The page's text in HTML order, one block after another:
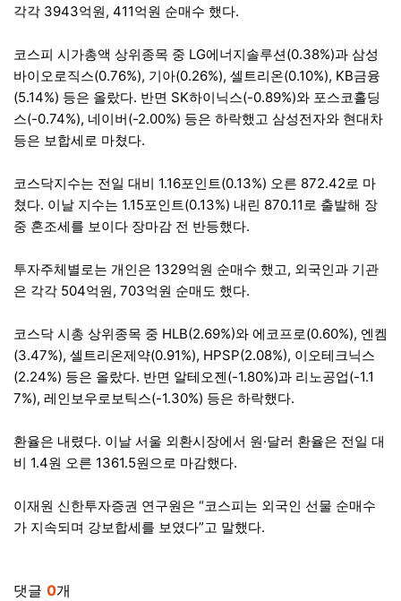
각각 3943억원, 411억원 순매수 했다.
코스피 시가총액 상위종목 중 LG에너지솔루션(0.38%)과 삼성
바이오로직스(0.76%), 기아(0.26%), 셀트리온(0.10%), KB금융
(5.14%) 등은 올랐다. 반면 SK하이닉스(-0.89%)와 포스코홀딩
스(-0.74%), 네이버(-2.00%) 등은 하락했고 삼성전자와 현대차
등은 보합세로 마쳤다.
코스닥지수는 전일 대비 1.16포인트(0.13%) 오른 872.42로 마
쳤다. 이날 지수는 1.15포인트(0.13%) 내린 870.11로 출발해 장
중 혼조세를 보이다 장마감 전 반등했다.
투자주체별로는 개인은 1329억원 순매수 했고, 외국인과 기관
은 각각 504억원, 703억원 순매도 했다.
코스닥 시총 상위종목 중 HLB(2.69%)와 에코프로(0.60%), 엔켐
(3.47%), 셀트리온제약(0.91%), HPSP(2.08%), 이오테크닉스
(2.24%) 등은 올랐다. 반면 알테오젠(-1.80%)과 리노공업(-1.1
7%), 레인보우로보틱스(-1.30%) 등은 하락했다.
환율은 내렸다. 이날 서울 외환시장에서 원·달러 환율은 전일 대
비 1.4원 오른 1361.5원으로 마감했다.
이재원 신한투자증권 연구원은 “코스피는 외국인 선물 순매수
가 지속되며 강보합세를 보였다”고 말했다.
댓글 0개